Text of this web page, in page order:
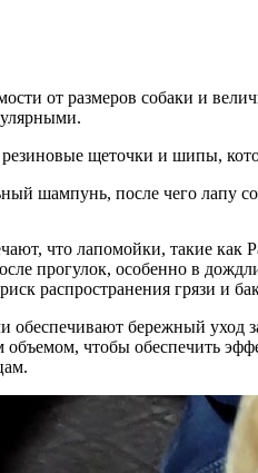
от размеров собаки и
щеточки и шипы,
шампунь, после чего лапу
что лапомойки, такие как
прогулок, особенно в
распространения грязи и
обеспечивают бережный уход
чтобы обеспечить